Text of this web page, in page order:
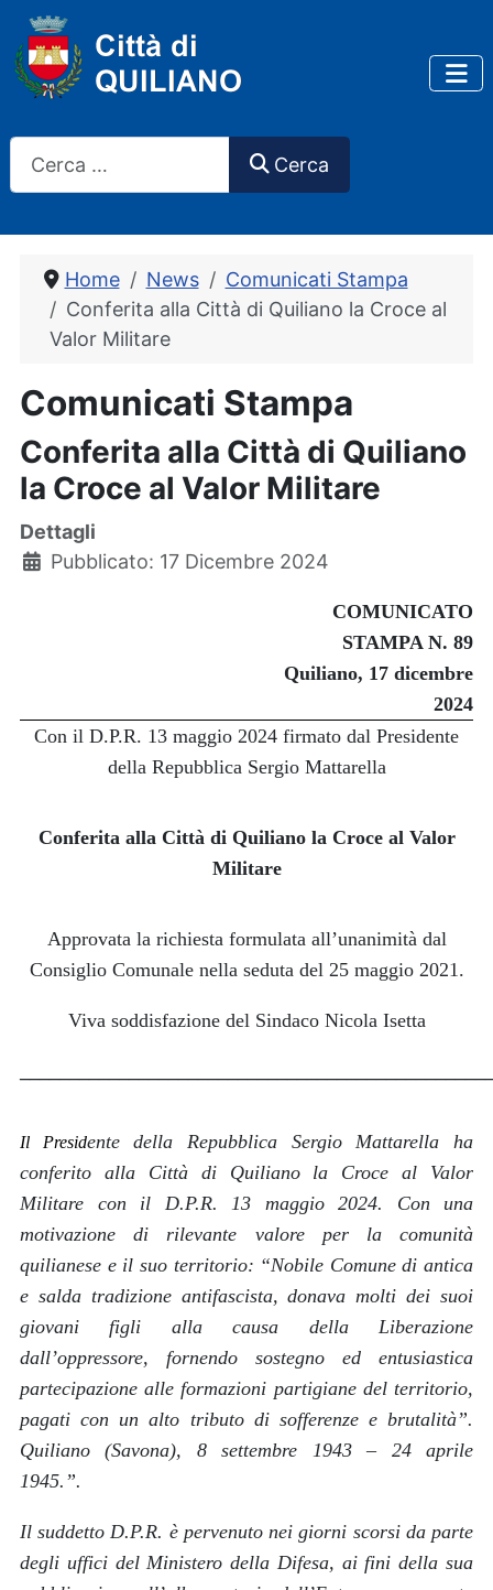
Cerca
Home News
Comunicati Stampa
Conferita alla Città di Quiliano la Croce al
Valor Militare
Comunicati Stampa
Conferita alla Città di Quiliano
la Croce al Valor Militare
Dettagli
Pubblicato: 17 Dicembre 2024
COMUNICATO
STAMPA N. 89
Quiliano, 17 dicembre
2024
Con il D.P.R. 13 maggio 2024 firmato dal Presidente
della Repubblica Sergio Mattarella
Conferita alla Città di Quiliano la Croce al Valor
Militare
Approvata la richiesta formulata all’unanimità dal
Consiglio Comunale nella seduta del 25 maggio 2021.
Viva soddisfazione del Sindaco Nicola Isetta
Il Presidente della Repubblica Sergio Mattarella ha
conferito alla Città di Quiliano la Croce al Valor
Militare con il D.P.R. 13 maggio 2024. Con una
motivazione di rilevante valore per la comunità
quilianese e il suo territorio: “Nobile Comune di antica
e salda tradizione antifascista, donava molti dei suoi
giovani figli alla causa della Liberazione
dall’oppressore, fornendo sostegno ed entusiastica
partecipazione alle formazioni partigiane del territorio,
pagati con un alto tributo di sofferenze e brutalità”.
Quiliano (Savona), 8 settembre 1943 – 24 aprile
1945.”.
Il suddetto D.P.R. è pervenuto nei giorni scorsi da parte
degli uffici del Ministero della Difesa, ai fini della sua